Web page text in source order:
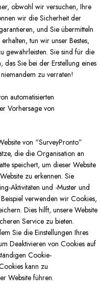
obwohl wir versuchen, Ihre
wir die Sicherheit der
und Sie übermitteln
tun wir unser Bestes,
gewährleisten. Sie sind für die
das Sie bei der Erstellung eines
zu verraten!
automatisierten
Vorhersage von
von “SurveyPronto”
die die Organisation an
speichert, um dieser Website
zu erkennen. Sie
Aktivitäten und -Muster und
verwenden wir Cookies,
Dies hilft, unsere Website
Service zu bieten.
Sie die Einstellungen Ihres
Deaktivieren von Cookies auf
Cookie-
kann zu
Website führen.